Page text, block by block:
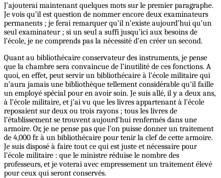
J’ajouterai maintenant quelques mots sur le premier paragraphe.
Je vois qu’il est question de nommer encore deux examinateurs
permanents ; je ferai remarquer qu’il n’existe aujourd’hui qu’un
seul examinateur ; si un seul a suffi jusqu’ici aux besoins de
l’école, je ne comprends pas la nécessité d’en créer un second.
Quant au bibliothécaire conservateur des instruments, je pense
que la chambre sera convaincue de l’inutilité de ces fonctions. A
quoi, en effet, peut servir un bibliothécaire à l’école militaire qui
n’aura jamais une bibliothèque tellement considérable qu’il faille
un employé spécial pour en avoir soin. Je suis allé, il y a deux ans,
à l’école militaire, et j’ai vu que les livres appartenant à l’école
reposaient sur deux ou trois rayons ; tous les livres de
l’établissement se trouvent aujourd’hui renfermés dans une
armoire. Or, je ne pense pas que l’on puisse donner un traitement
de 4,000 fr. à un bibliothécaire pour tenir la clef de cette armoire.
Je suis disposé à faire tout ce qui est juste et nécessaire pour
l’école militaire : que le ministre réduise le nombre des
professeurs, et je voterai avec empressement un traitement élevé
pour ceux qui seront conservés.